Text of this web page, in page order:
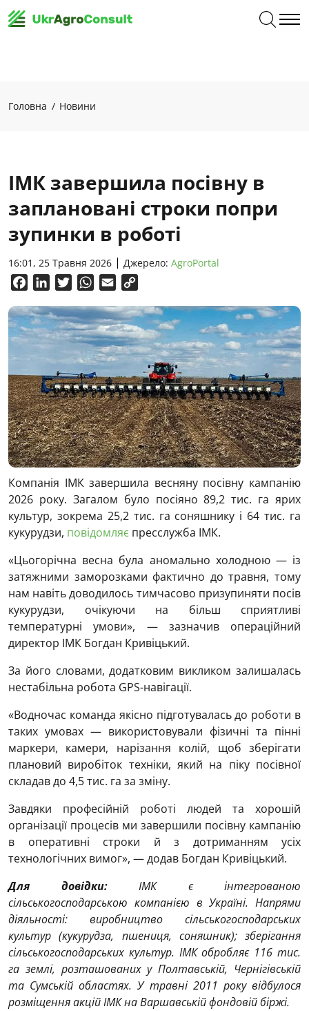
Головна Новини
ІМК завершила посівну в
заплановані строки попри
зупинки в роботі
16:01, 25 Травня 2026 Джерело: AgroPortal
FacebookLinkedInTwitterWhatsApp
Email
Компанія ІМК завершила весняну посівну кампанію
2026 року. Загалом було посіяно 89,2 тис. га ярих
культур, зокрема 25,2 тис. га соняшнику і 64 тис. га
кукурудзи, повідомляє пресслужба ІМК.
«Цьогорічна весна була аномально холодною — із
затяжними заморозками фактично до травня, тому
нам навіть доводилось тимчасово призупиняти посів
кукурудзи, очікуючи на більш сприятливі
температурні умови», — зазначив операційний
директор ІМК Богдан Кривіцький.
За його словами, додатковим викликом залишалась
нестабільна робота GPS-навігації.
«Водночас команда якісно підготувалась до роботи в
таких умовах — використовували фізичні та пінні
маркери, камери, нарізання колій, щоб зберігати
плановий виробіток техніки, який на піку посівної
складав до 4,5 тис. га за зміну.
Завдяки професійній роботі людей та хорошій
організації процесів ми завершили посівну кампанію
в оперативні строки й з дотриманням усіх
технологічних вимог», — додав Богдан Кривіцький.
Для довідки: ІМК є інтегрованою
сільськогосподарською компанією в Україні. Напрями
діяльності: виробництво сільськогосподарських
культур (кукурудза, пшениця, соняшник); зберігання
сільськогосподарських культур. ІМК обробляє 116 тис.
га землі, розташованих у Полтавській, Чернігівській
та Сумській областях. У травні 2011 року відбулося
розміщення акцій ІМК на Варшавській фондовій біржі.